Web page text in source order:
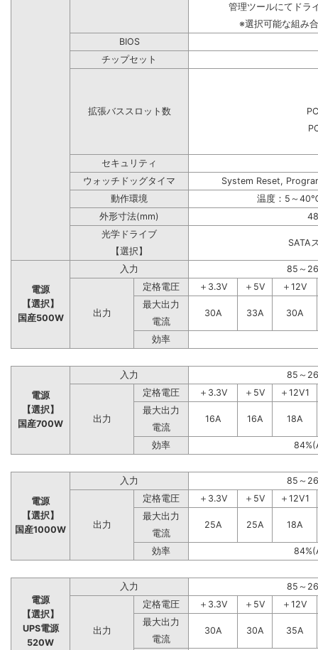
管理ツールにてドラ
※選択可能な組み
BIOS
チップセット
拡張バススロット数
セキュリティ
ウォッチドッグタイマ
System Reset,
動作環境
温度：5～
外形寸法(mm)
光学ドライブ
SATA
【選択】
電源
【選択】
国産500W
入力 85～
出力
定格電圧 ＋3.3V ＋5V
＋12V
最大出力
30A
33A
30A
電流
効率
電源
【選択】
国産700W
入力 85～
出力
定格電圧 ＋3.3V ＋5V
＋12V1
最大出力
16A
16A
18A
電流
効率
電源
【選択】
国産1000W
入力 85～
出力
定格電圧 ＋3.3V ＋5V
＋12V1
最大出力
25A
25A
18A
電流
効率
電源
【選択】
UPS電源
520W
入力 85～
出力
定格電圧 ＋3.3V ＋5V
＋12V
最大出力
30A
30A
35A
電流